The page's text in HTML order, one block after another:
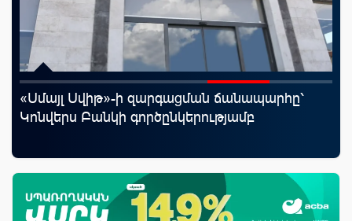
«Սմայլ Սվիթ»-ի զարգացման ճանապարհը՝
Կոնվերս Բանկի գործընկերությամբ